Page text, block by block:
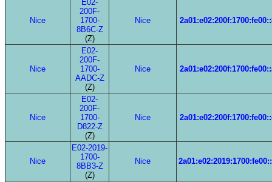
Nice
E02-
200F-
1700-
8B6C-Z
(Z)
Nice
Nice
E02-
200F-
1700-
AADC-Z
(Z)
Nice
Nice
E02-
200F-
1700-
D822-Z
(Z)
Nice
Nice
E02-2019-
1700-
8BB3-Z
(Z)
Nice